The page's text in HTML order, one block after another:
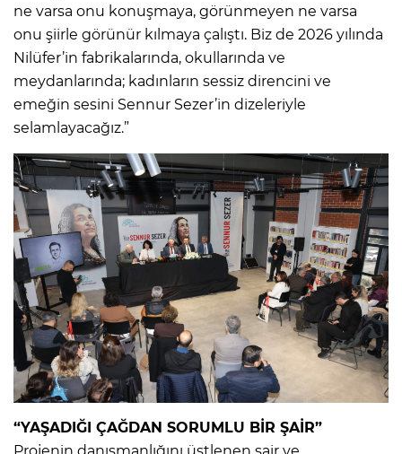
ne varsa onu konuşmaya, görünmeyen ne varsa
onu şiirle görünür kılmaya çalıştı. Biz de 2026 yılında
Nilüfer’in fabrikalarında, okullarında ve
meydanlarında; kadınların sessiz direncini ve
emeğin sesini Sennur Sezer’in dizeleriyle
selamlayacağız.”
“YAŞADIĞI ÇAĞDAN SORUMLU BİR ŞAİR”